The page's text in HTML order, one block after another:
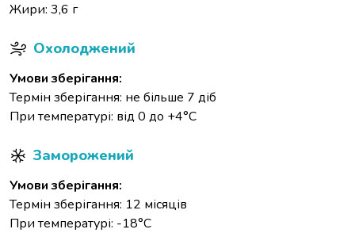
Жири: 3,6 г
Охолоджений
Умови зберігання:
Термін зберігання: не більше 7 діб
При температурі: від 0 до +4°С
Заморожений
Умови зберігання:
Термін зберігання: 12 місяців
При температурі: -18°С